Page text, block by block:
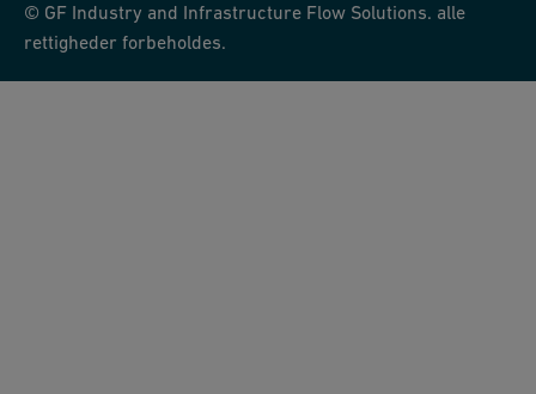
© GF Industry and Infrastructure Flow Solutions. alle
rettigheder forbeholdes.